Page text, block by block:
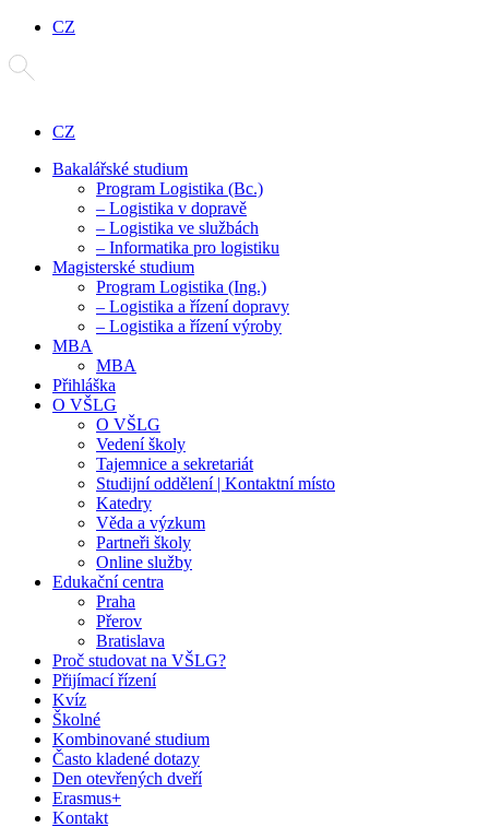
CZ
CZ
Bakalářské studium
Program Logistika (Bc.)
– Logistika v dopravě
– Logistika ve službách
– Informatika pro logistiku
Magisterské studium
Program Logistika (Ing.)
– Logistika a řízení dopravy
– Logistika a řízení výroby
MBA
MBA
Přihláška
O VŠLG
O VŠLG
Vedení školy
Tajemnice a sekretariát
Studijní oddělení | Kontaktní místo
Katedry
Věda a výzkum
Partneři školy
Online služby
Edukační centra
Praha
Přerov
Bratislava
Proč studovat na VŠLG?
Přijímací řízení
Kvíz
Školné
Kombinované studium
Často kladené dotazy
Den otevřených dveří
Erasmus+
Kontakt